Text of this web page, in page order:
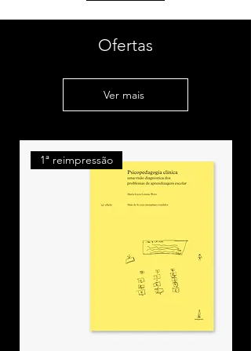
cinematográfica para compreender o
cotidiano escolar
Rejany Dominick
Saberes de alunos e alunas do ensino
regular noturno: questão para a
Escola?
Virgínia de Oliveira Silva
Municipal de Educação de Angra dos
como maneira de ação dentro de um
Ofertas
Ver mais
1ª reimpressão